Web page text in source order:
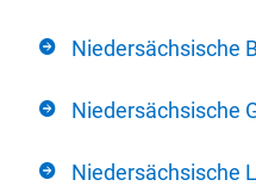
Niedersächsische
Niedersächsische
Niedersächsische